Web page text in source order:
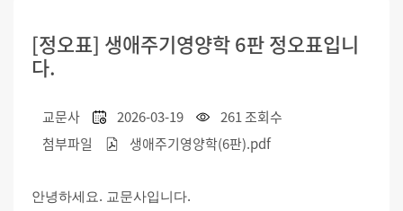
[정오표] 생애주기영양학 6판 정오표입니
다.
교문사 2026-03-19
261 조회수
첨부파일
생애주기영양학(6판).pdf
안녕하세요. 교문사입니다.